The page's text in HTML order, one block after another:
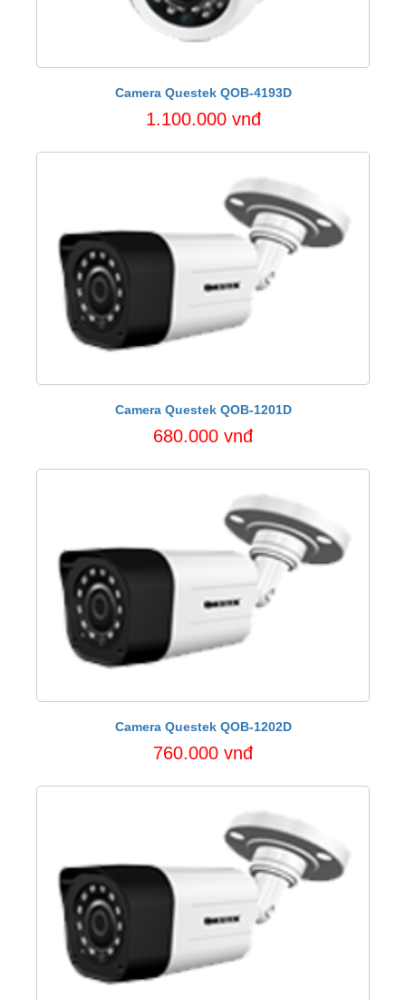
Camera Questek QOB-4193D
1.100.000 vnđ
Camera Questek QOB-1201D
680.000 vnđ
Camera Questek QOB-1202D
760.000 vnđ